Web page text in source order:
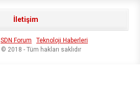
İletişim
SDN Forum
Teknoloji Haberleri
2018 - Tüm hakları saklıdır